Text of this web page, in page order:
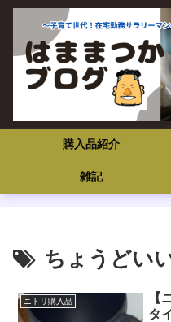
購入品紹介
雑記
ちょうどい
ニトリ購入品
【
タ